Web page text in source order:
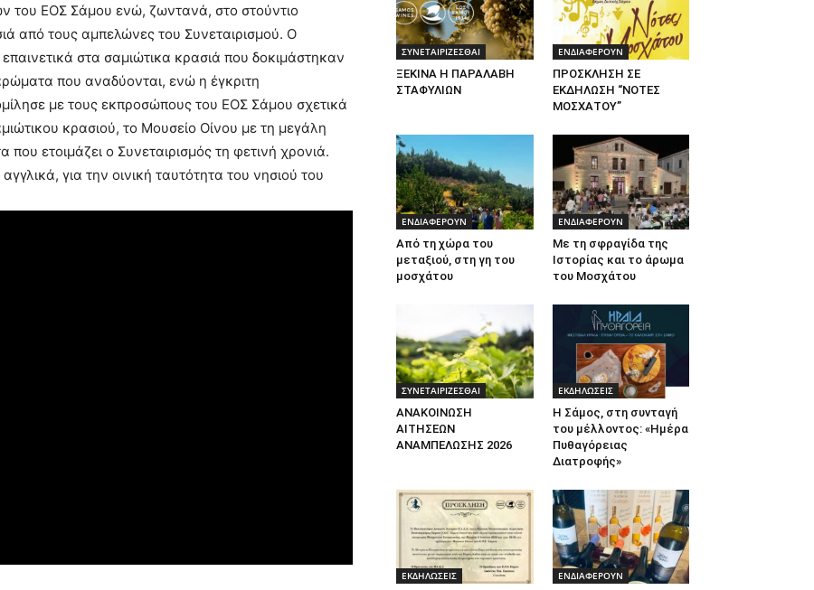
του ΕΟΣ Σάμου ενώ, ζωντανά, στο στούντιο
από τους αμπελώνες του Συνεταιρισμού. Ο
στα σαμιώτικα κρασιά που δοκιμάστηκαν
που αναδύονται, ενώ η έγκριτη
με τους εκπροσώπους του ΕΟΣ Σάμου σχετικά
κρασιού, το Μουσείο Οίνου με τη μεγάλη
ετοιμάζει ο Συνεταιρισμός τη φετινή χρονιά.
για την οινική ταυτότητα του νησιού του
ΣΥΝΕΤΑΙΡΙΖΕΣΘΑΙ
ΞΕΚΙΝΑ Η ΠΑΡΑΛΑΒΗ
ΣΤΑΦΥΛΙΩΝ
ΕΝΔΙΑΦΕΡΟΥΝ
ΠΡΟΣΚΛΗΣΗ ΣΕ
ΕΚΔΗΛΩΣΗ “ΝΟΤΕΣ
ΜΟΣΧΑΤΟΥ”
ΕΝΔΙΑΦΕΡΟΥΝ
Από τη χώρα του
μεταξιού, στη γη του
μοσχάτου
ΕΝΔΙΑΦΕΡΟΥΝ
Με τη σφραγίδα της
Ιστορίας και το άρωμα
του Μοσχάτου
ΣΥΝΕΤΑΙΡΙΖΕΣΘΑΙ
ΑΝΑΚΟΙΝΩΣΗ
ΑΙΤΗΣΕΩΝ
ΑΝΑΜΠΕΛΩΣΗΣ 2026
ΕΚΔΗΛΩΣΕΙΣ
Η Σάμος, στη συνταγή
του μέλλοντος: «Ημέρα
Πυθαγόρειας
Διατροφής»
ΕΚΔΗΛΩΣΕΙΣ ΕΝΔΙΑΦΕΡΟΥΝ